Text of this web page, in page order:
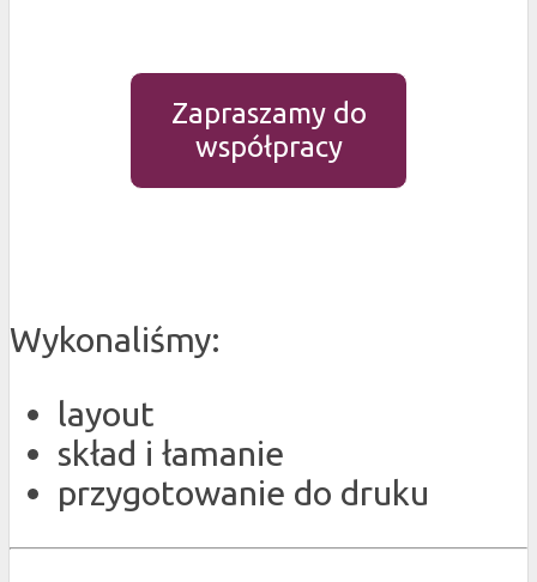
Zapraszamy do
współpracy
Wykonaliśmy:
layout
skład i łamanie
przygotowanie do druku